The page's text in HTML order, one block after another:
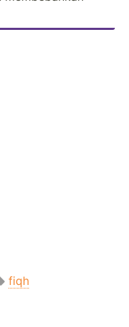
fiqh